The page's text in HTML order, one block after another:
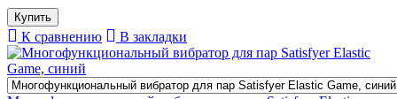
К сравнению В закладки